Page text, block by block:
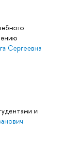
Сергеевна
и